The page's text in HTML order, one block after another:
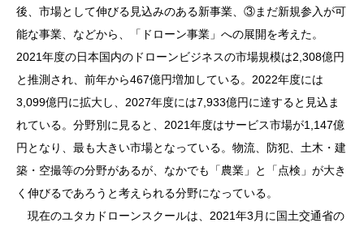
後、市場として伸びる見込みのある新事業、③まだ新規参入が可
能な事業、などから、「ドローン事業」への展開を考えた。
2021年度の日本国内のドローンビジネスの市場規模は2,308億円
と推測され、前年から467億円増加している。2022年度には
3,099億円に拡大し、2027年度には7,933億円に達すると見込ま
れている。分野別に見ると、2021年度はサービス市場が1,147億
円となり、最も大きい市場となっている。物流、防犯、土木・建
築・空撮等の分野があるが、なかでも「農業」と「点検」が大き
く伸びるであろうと考えられる分野になっている。
現在のユタカドローンスクールは、2021年3月に国土交通省の